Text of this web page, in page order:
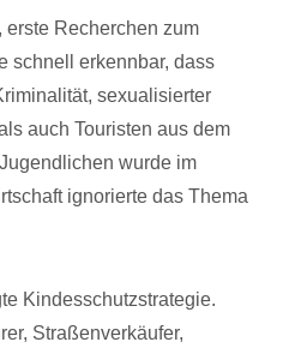
Recherchen zum
schnell erkennbar, dass
sexualisierter
auch Touristen aus dem
wurde im
ignorierte das Thema
Kindesschutzstrategie.
Straßenverkäufer,